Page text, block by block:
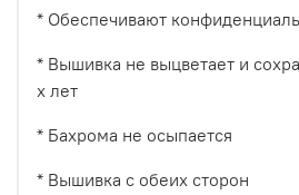
* Обеспечивают
* Вышивка не выцветает и
х лет
* Бахрома не осыпается
* Вышивка с обеих сторон